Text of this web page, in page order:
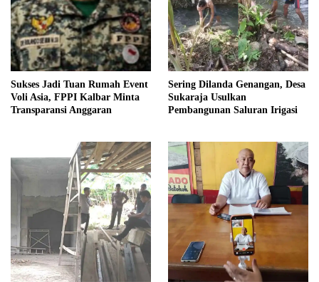
Sukses Jadi Tuan Rumah Event
Voli Asia, FPPI Kalbar Minta
Transparansi Anggaran
Sering Dilanda Genangan, Desa
Sukaraja Usulkan
Pembangunan Saluran Irigasi